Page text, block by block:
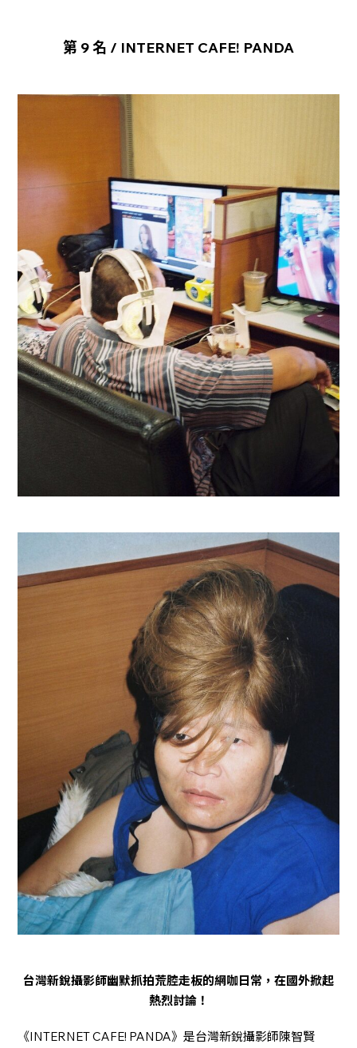
第 9 名 / INTERNET CAFE! PANDA
台灣新銳攝影師幽默抓拍荒腔走板的網咖日常，在國外掀起
熱烈討論！
《INTERNET CAFE! PANDA》是台灣新銳攝影師陳智賢